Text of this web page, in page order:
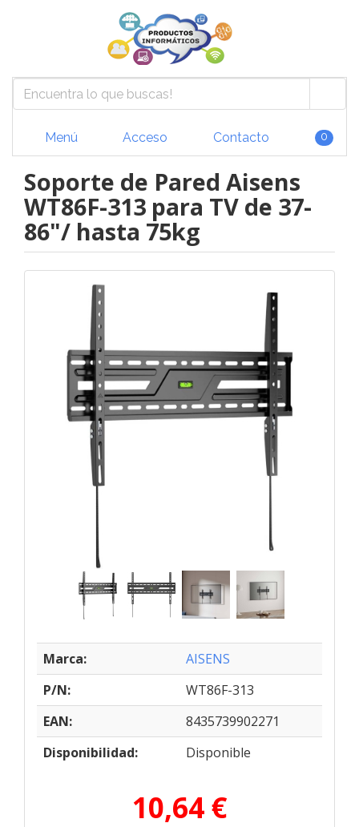
Menú Acceso Contacto 0
Soporte de Pared Aisens
WT86F-313 para TV de 37-
86"/ hasta 75kg
Marca:
AISENS
P/N:
WT86F-313
EAN:
8435739902271
Disponibilidad:
Disponible
10,64 €